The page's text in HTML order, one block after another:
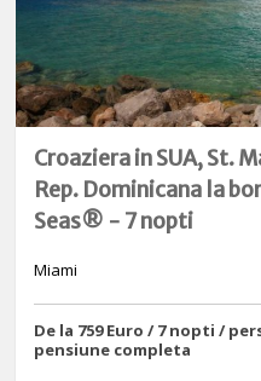
Croaziera in SUA, St.
Rep. Dominicana la
Seas® - 7 nopti
Miami
De la 759 Euro / 7 nopti /
pensiune completa